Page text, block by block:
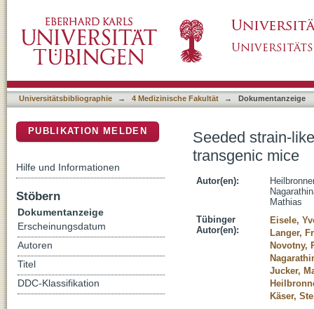
Universitätsbibliographie → 4 Medizinische Fakultät → Dokumentanzeige
Seeded strain-
transgenic mice
Autor(en):
Mathias
Tübinger
Autor(en):
Eisele,
Langer,
Novotny,
Jucker,
Käser,
PUBLIKATION MELDEN
Hilfe und Informationen
Stöbern
Dokumentanzeige
Erscheinungsdatum
Autoren
Titel
DDC-Klassifikation